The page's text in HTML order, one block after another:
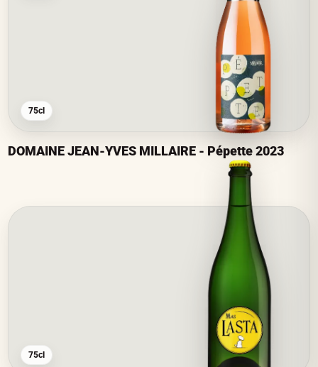
75cl
DOMAINE JEAN-YVES MILLAIRE - Pépette 2023
75cl